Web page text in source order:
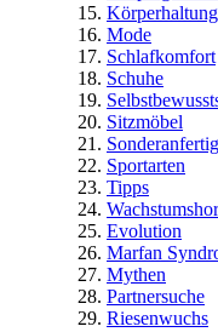
Mode
Schlafkomfort
Schuhe
Sitzmöbel
Sportarten
Tipps
Evolution
Marfan
Mythen
Partnersuche
Riesenwuchs